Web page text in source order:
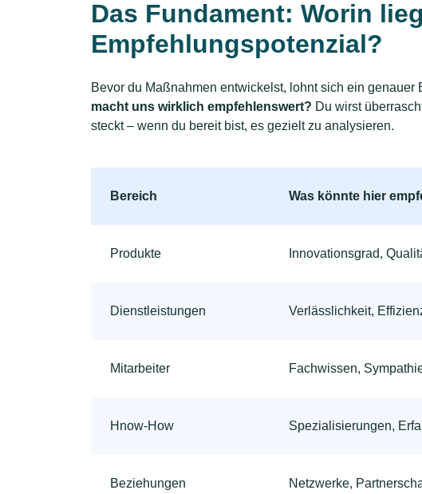
Das Fundament: Worin
Empfehlungspotenzial?
Bevor du Maßnahmen entwickelst, lohnt sich ein
macht uns wirklich empfehlenswert? Du wirst
steckt – wenn du bereit bist, es gezielt zu analysieren.
Bereich Was könnte hier
Produkte Innovationsgrad,
Dienstleistungen Verlässlichkeit,
Mitarbeiter Fachwissen,
Hnow-How Spezialisierungen,
Beziehungen Netzwerke,